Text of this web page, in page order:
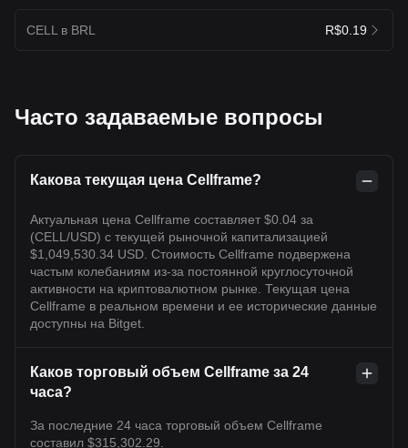
CELL в BRL R$0.19
Часто задаваемые вопросы
Какова текущая цена Cellframe?
Актуальная цена Cellframe составляет $0.04 за
(CELL/USD) с текущей рыночной капитализацией
$1,049,530.34 USD. Стоимость Cellframe подвержена
частым колебаниям из-за постоянной круглосуточной
активности на криптовалютном рынке. Текущая цена
Cellframe в реальном времени и ее исторические данные
доступны на Bitget.
Каков торговый объем Cellframe за 24
часа?
За последние 24 часа торговый объем Cellframe
составил $315,302.29.